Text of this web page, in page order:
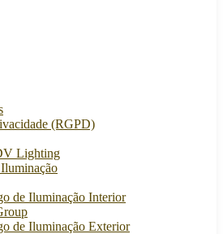
(RGPD)
Lighting
de Iluminação Interior
de Iluminação Exterior